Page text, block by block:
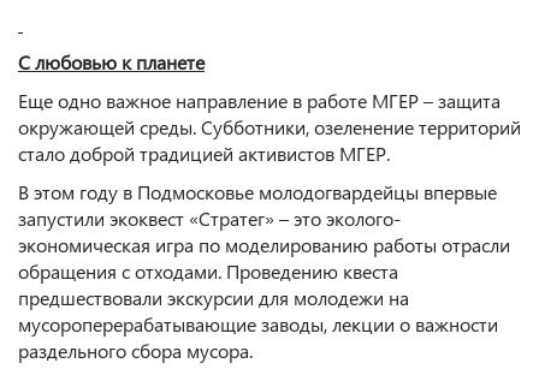
С любовью к планете
Еще одно важное направление в работе МГЕР – защита
окружающей среды. Субботники, озеленение территорий
стало доброй традицией активистов МГЕР.
В этом году в Подмосковье молодогвардейцы впервые
запустили экоквест «Стратег» – это эколого-
экономическая игра по моделированию работы отрасли
обращения с отходами. Проведению квеста
предшествовали экскурсии для молодежи на
мусороперерабатывающие заводы, лекции о важности
раздельного сбора мусора.